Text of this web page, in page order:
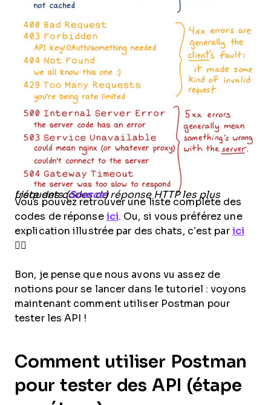
Liste des codes de réponse HTTP les plus fréquents (Source)
Vous pouvez retrouver une liste complète des
codes de réponse ici. Ou, si vous préférez une
explication illustrée par des chats, c’est par ici
🐱‍👓
Bon, je pense que nous avons vu assez de
notions pour se lancer dans le tutoriel : voyons
maintenant comment utiliser Postman pour
tester les API !
Comment utiliser Postman
pour tester des API (étape